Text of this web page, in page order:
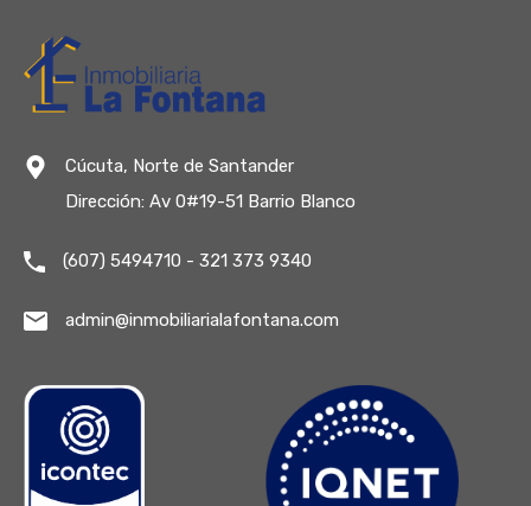
Cúcuta, Norte de Santander
Dirección: Av 0#19-51 Barrio Blanco
(607) 5494710 - 321 373 9340
admin@inmobiliarialafontana.com